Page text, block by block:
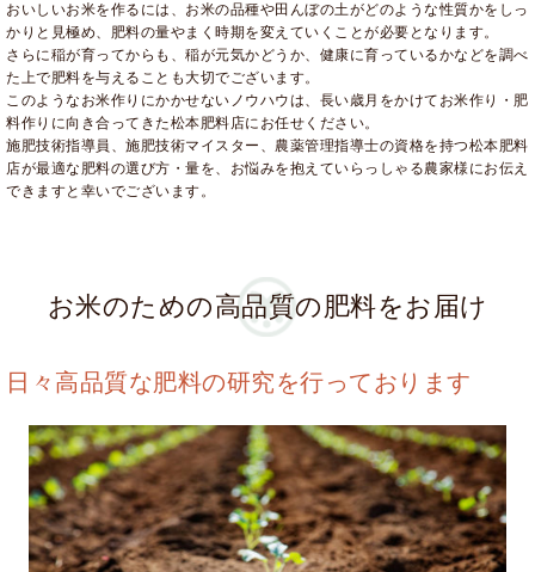
おいしいお米を作るには、お米の品種や田んぼの土がどのような性質かをしっ
かりと見極め、肥料の量やまく時期を変えていくことが必要となります。
さらに稲が育ってからも、稲が元気かどうか、健康に育っているかなどを調べ
た上で肥料を与えることも大切でございます。
このようなお米作りにかかせないノウハウは、長い歳月をかけてお米作り・肥
料作りに向き合ってきた松本肥料店にお任せください。
施肥技術指導員、施肥技術マイスター、農薬管理指導士の資格を持つ松本肥料
店が最適な肥料の選び方・量を、お悩みを抱えていらっしゃる農家様にお伝え
できますと幸いでございます。
お米のための高品質の肥料をお届け
日々高品質な肥料の研究を行っております